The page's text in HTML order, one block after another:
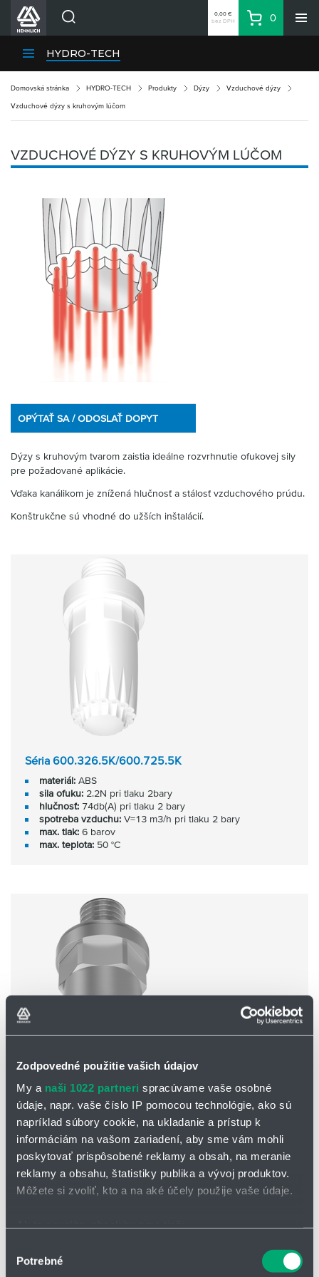
Zodpovedné použitie vašich údajov
My a naši 1022 partneri spracúvame vaše osobné
údaje, napr. vaše číslo IP pomocou technológie, ako sú
napríklad súbory cookie, na ukladanie a prístup k
informáciám na vašom zariadení, aby sme vám mohli
poskytovať prispôsobené reklamy a obsah, na meranie
reklamy a obsahu, štatistiky publika a vývoj produktov.
Môžete si zvoliť, kto a na aké účely použije vaše údaje.
polohe s presnosťou na niekoľko metrov
súhlasu
Potrebné
Divízie HENNLICH
Kariéra
Kontakty
Prihlásenie
Nákupný zoznam
Partner Zone
0,00 €
bez DPH
Košík
0
HYDRO-TECH
Domovská stránka HYDRO-TECH Produkty Dýzy Vzduchové dýzy
Vzduchové dýzy s kruhovým lúčom
VZDUCHOVÉ DÝZY S KRUHOVÝM LÚČOM
OPÝTAŤ SA / ODOSLAŤ DOPYT
Dýzy s kruhovým tvarom zaistia ideálne rozvrhnutie ofukovej sily
pre požadované aplikácie.
Vďaka kanálikom je znížená hlučnosť a stálosť vzduchového prúdu.
Konštrukčne sú vhodné do užších inštalácií.
Séria 600.326.5K/600.725.5K
materiál: ABS
sila ofuku: 2.2N pri tlaku 2bary
hlučnosť: 74db(A) pri tlaku 2 bary
spotreba vzduchu: V=13 m3/h pri tlaku 2 bary
max. tlak: 6 barov
max. teplota: 50 °C
Séria 600.326.3W
materiál:zinok
hlučnosť: 79db(A) pri tlaku 2 bary
spotreba vzduchu:V=15 m3/h pri tlaku 2 bary
max. tlak:10 barov
90 °C